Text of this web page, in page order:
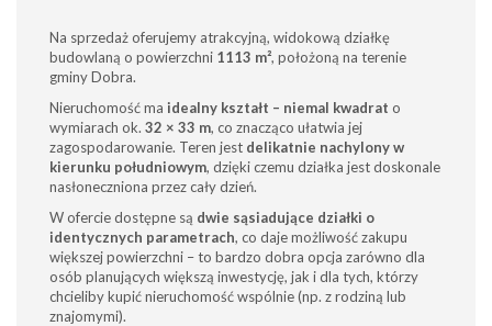
Na sprzedaż oferujemy atrakcyjną, widokową działkę
budowlaną o powierzchni 1113 m², położoną na terenie
gminy Dobra.
Nieruchomość ma idealny kształt – niemal kwadrat o
wymiarach ok. 32 × 33 m, co znacząco ułatwia jej
zagospodarowanie. Teren jest delikatnie nachylony w
kierunku południowym, dzięki czemu działka jest doskonale
nasłoneczniona przez cały dzień.
W ofercie dostępne są dwie sąsiadujące działki o
identycznych parametrach, co daje możliwość zakupu
większej powierzchni – to bardzo dobra opcja zarówno dla
osób planujących większą inwestycję, jak i dla tych, którzy
chcieliby kupić nieruchomość wspólnie (np. z rodziną lub
znajomymi).